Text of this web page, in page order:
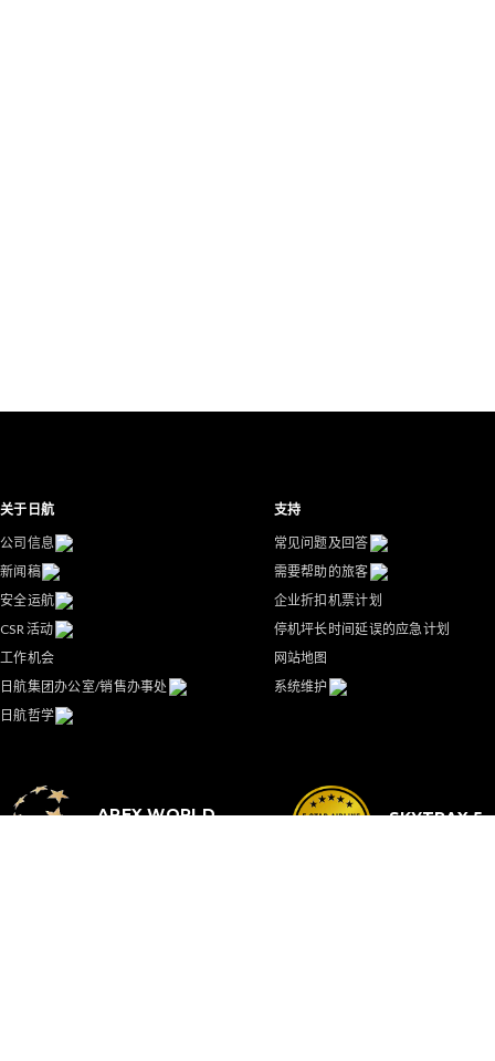
关于日航
公司信息
新闻稿
安全运航
CSR 活动
工作机会
日航集团办公室/销售办事处
日航哲学
支持
常见问题及回答
需要帮助的旅客
企业折扣机票计划
停机坪长时间延误的应急计划
网站地图
系统维护
APEX WORLD
SKYTRAX 5-